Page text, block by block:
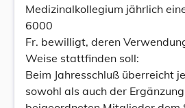
Medizinalkollegium jährlich
6000
Fr. bewilligt, deren
Weise stattfinden soll:
Beim Jahresschluß überreicht
sowohl als auch der